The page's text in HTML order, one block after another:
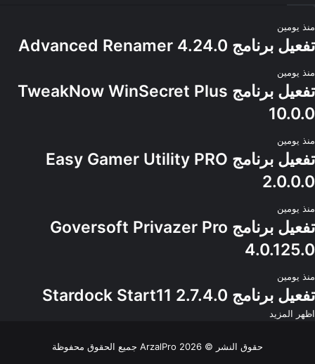
منذ يومين
تفعيل برنامج Advanced Renamer 4.24.0
منذ يومين
تفعيل برنامج TweakNow WinSecret Plus
10.0.0
منذ يومين
تفعيل برنامج Easy Gamer Utility PRO
2.0.0.0
منذ يومين
تفعيل برنامج Goversoft Privazer Pro
4.0.125.0
منذ يومين
تفعيل برنامج Stardock Start11 2.7.4.0
اظهر المزيد
حقوق النشر © 2026 ArzalPro جميع الحقوق محفوظة